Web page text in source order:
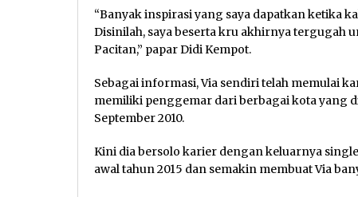
“Banyak inspirasi yang saya dapatkan ketika
Disinilah, saya beserta kru akhirnya tergugah
Pacitan,” papar Didi Kempot.
Sebagai informasi, Via sendiri telah memulai
memiliki penggemar dari berbagai kota yang
September 2010.
Kini dia bersolo karier dengan keluarnya
awal tahun 2015 dan semakin membuat Via